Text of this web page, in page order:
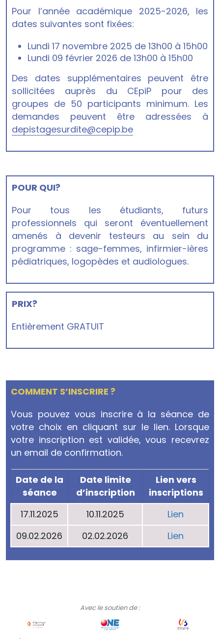
Pour l’année académique 2025-2026, les
dates suivantes sont fixées:
Lundi 17 novembre 2025 de 13h00 à 15h00
Lundi 09 février 2026 de 13h00 à 15h00
Des dates supplémentaires peuvent être
sollicitées auprès du CEpiP pour des
groupes de 50 participants minimum. Les
demandes peuvent être adressées à
depistagesurdite@cepip.be
POUR QUI?
Pour tous les étudiants, futurs
professionnels qui seront éventuellement
amenés à devenir testeurs au sein du
programme : sage-femmes, infirmier-ières
pédiatriques, logopèdes et audiologues.
PRIX?
Entièrement GRATUIT
COMMENT S’INSCRIRE ?
Vous pouvez vous inscrire à la séance de
votre choix en cliquant sur le lien. Lorsque
votre inscription est validée, vous recevrez
un email de confirmation.
Date de la
séance
Date limite
d’inscription
Lien vers
inscriptions
17.11.2025
10.11.2025
Lien
09.02.2026
02.02.2026 Lien
Avec le soutien de :